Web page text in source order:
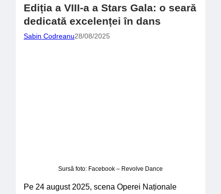
Ediția a VIII-a a Stars Gala: o seară
dedicată excelenței în dans
Sabin Codreanu28/08/2025
Sursă foto: Facebook – Revolve Dance
Pe 24 august 2025, scena Operei Naționale